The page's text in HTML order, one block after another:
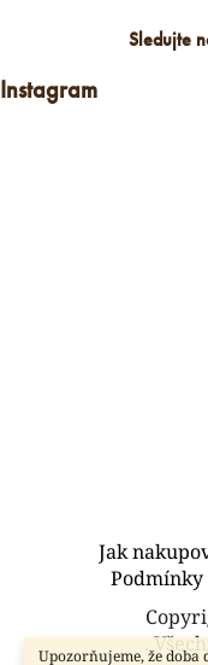
Upozorňujeme, že
Sledujte
Instagram
.
Jak